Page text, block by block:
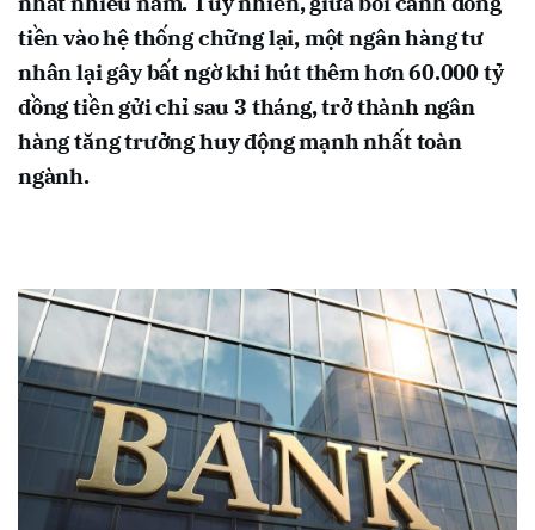
tiền vào hệ thống chững lại, một ngân hàng tư
nhân lại gây bất ngờ khi hút thêm hơn 60.000 tỷ
đồng tiền gửi chỉ sau 3 tháng, trở thành ngân
hàng tăng trưởng huy động mạnh nhất toàn
ngành.